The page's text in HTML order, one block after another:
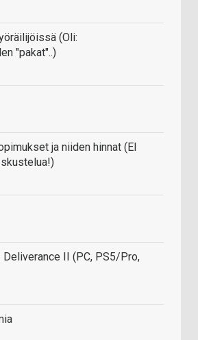
(Oli:
"pakat"..)
ja niiden hinnat (EI
Deliverance II (PC, PS5/Pro,